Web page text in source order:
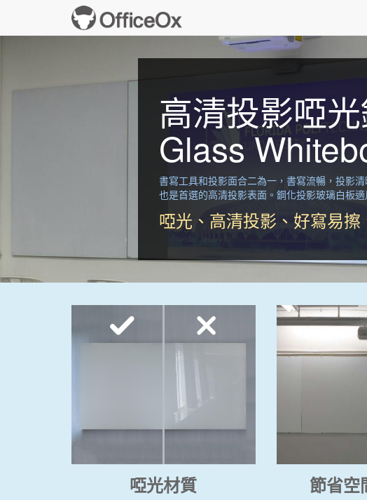
高清投影啞
Glass
書寫工具和投影面合二為一，書寫流暢，投影
也是首選的高清投影表面。鋼化投影玻璃白板
啞光、高清投影、好寫易
啞光材質 節省空